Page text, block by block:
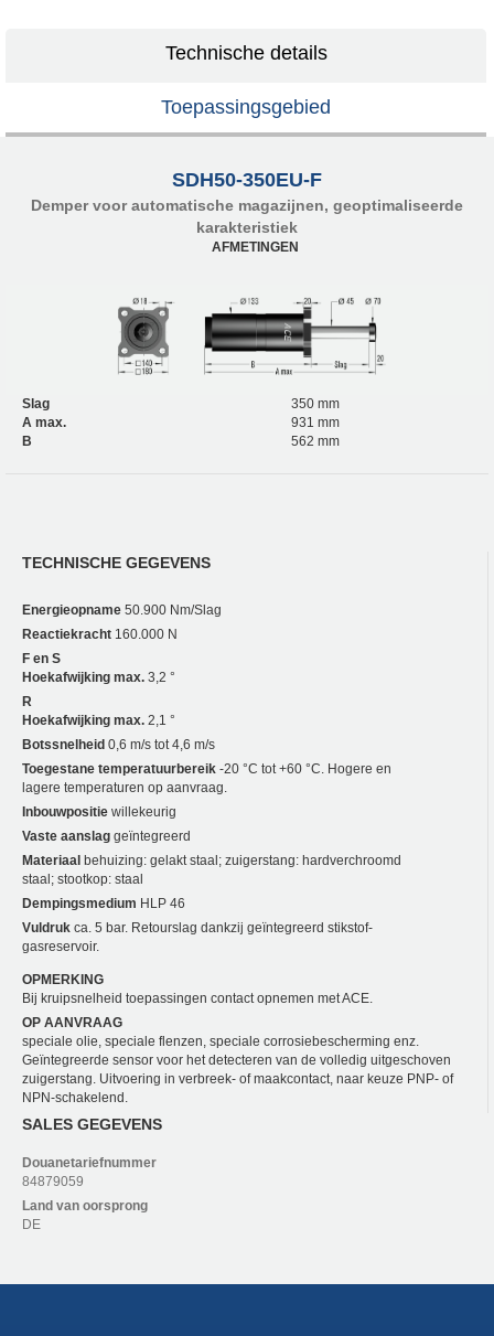
Technische details
Toepassingsgebied
SDH50-350EU-F
Demper voor automatische magazijnen, geoptimaliseerde
karakteristiek
AFMETINGEN
Slag
350 mm
A max.
931 mm
B
562 mm
TECHNISCHE GEGEVENS
Energieopname 50.900 Nm/Slag
Reactiekracht 160.000 N
F en S
Hoekafwijking max. 3,2 °
R
Hoekafwijking max. 2,1 °
Botssnelheid 0,6 m/s tot 4,6 m/s
Toegestane temperatuurbereik -20 °C tot +60 °C. Hogere en
lagere temperaturen op aanvraag.
Inbouwpositie willekeurig
Vaste aanslag geïntegreerd
Materiaal behuizing: gelakt staal; zuigerstang: hardverchroomd
staal; stootkop: staal
Dempingsmedium HLP 46
Vuldruk ca. 5 bar. Retourslag dankzij geïntegreerd stikstof-
gasreservoir.
OPMERKING
Bij kruipsnelheid toepassingen contact opnemen met ACE.
OP AANVRAAG
speciale olie, speciale flenzen, speciale corrosiebescherming enz.
Geïntegreerde sensor voor het detecteren van de volledig uitgeschoven
zuigerstang. Uitvoering in verbreek- of maakcontact, naar keuze PNP- of
NPN-schakelend.
SALES GEGEVENS
Douanetariefnummer
84879059
Land van oorsprong
DE